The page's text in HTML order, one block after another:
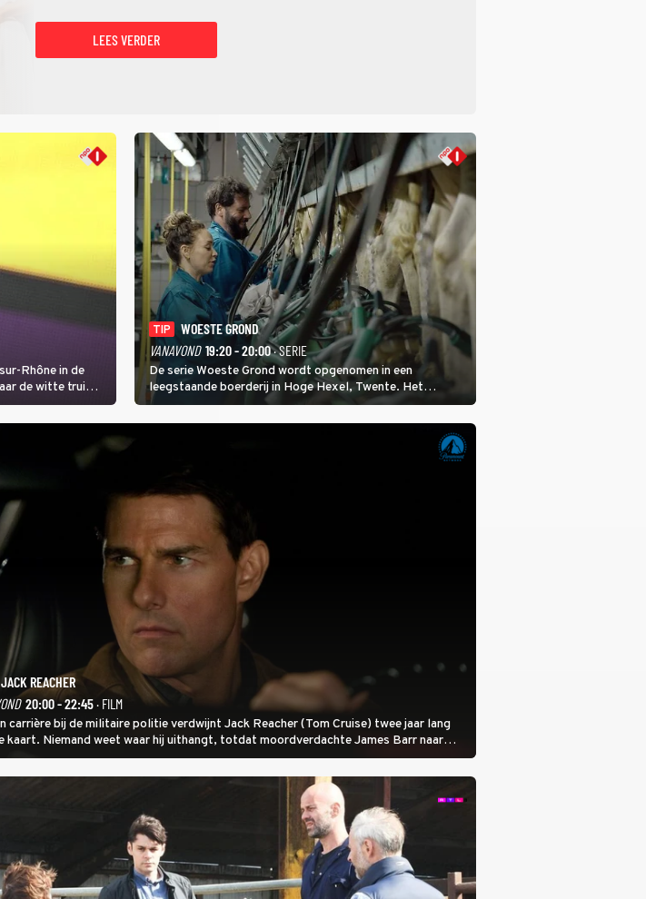
LEES VERDER
Rhône in de
de witte trui
TIP
WOESTE GROND
VANAVOND 19:20 - 20:00· SERIE
De serie Woeste Grond wordt opgenomen in een
leegstaande boerderij in Hoge Hexel, Twente. Het
melkveebedrijf met 160 koeien moest sluiten, omdat het
dicht bij een Natura 2000-gebied ligt. In de serie heerst er
JACK REACHER
20:00 - 22:45· FILM
carrière bij de militaire politie verdwijnt Jack Reacher (Tom Cruise) twee jaar lang
kaart. Niemand weet waar hij uithangt, totdat moordverdachte James Barr naar